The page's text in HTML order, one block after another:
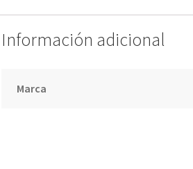
Información adicional
Marca